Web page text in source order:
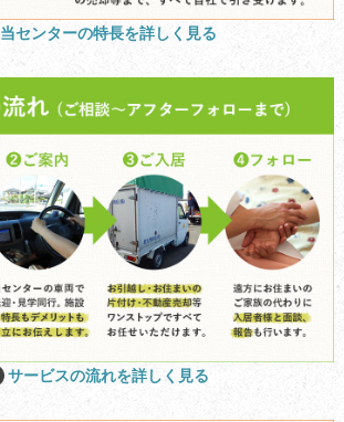
当センターの特長を詳しく見る
サービスの流れを詳しく見る